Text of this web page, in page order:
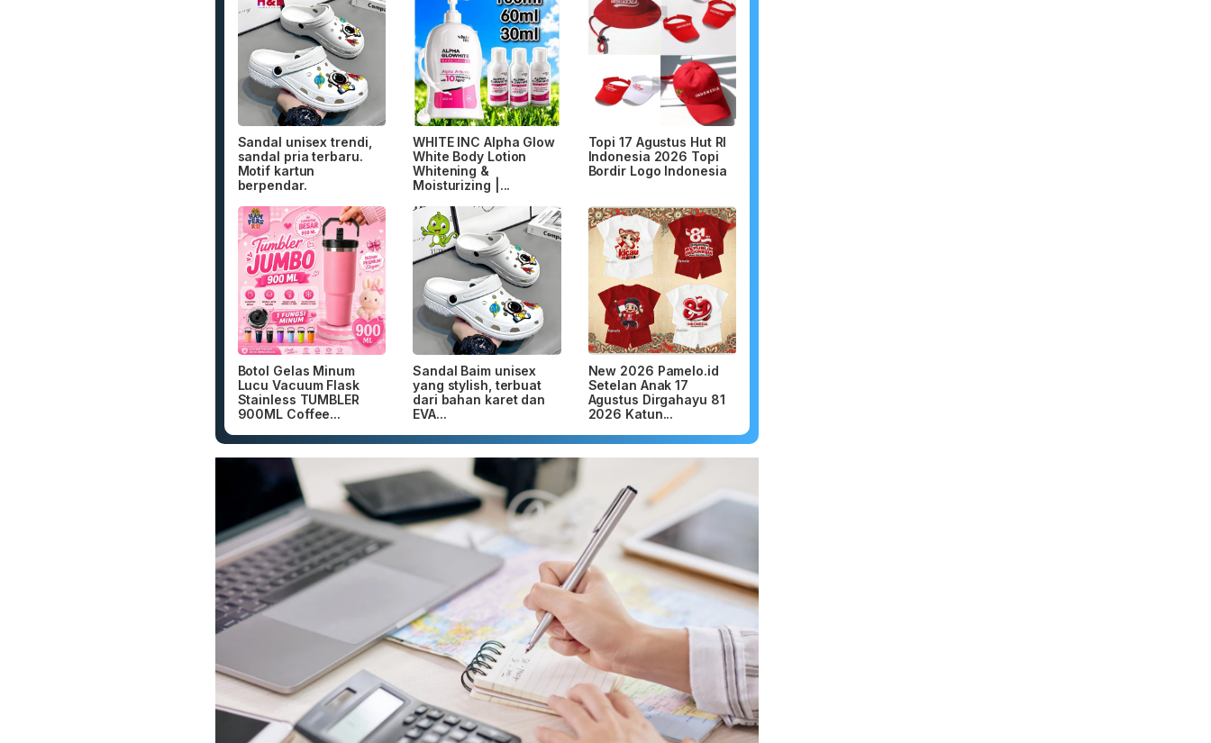
Sandal unisex trendi,
sandal pria terbaru.
Motif kartun
berpendar.
WHITE INC Alpha Glow
White Body Lotion
Whitening &
Moisturizing |...
Topi 17 Agustus Hut RI
Indonesia 2026 Topi
Bordir Logo Indonesia
Botol Gelas Minum
Lucu Vacuum Flask
Stainless TUMBLER
900ML Coffee...
Sandal Baim unisex
yang stylish, terbuat
dari bahan karet dan
EVA...
New 2026 Pamelo.id
Setelan Anak 17
Agustus Dirgahayu 81
2026 Katun...